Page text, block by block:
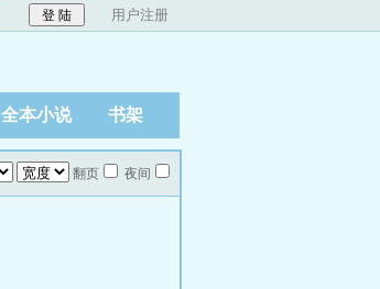
用户注册
全本小说 书架
翻页 夜间